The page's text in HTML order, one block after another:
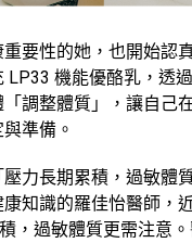
要性的她，也開始認
LP33 機能優酪乳，透
調整體質」，讓自己
準備。
力長期累積，過敏體
知識的羅佳怡醫師，
，過敏體質更需注意